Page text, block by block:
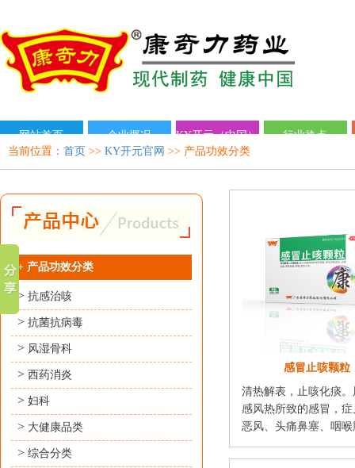
网站首页 企业概况 KY开元（中国）
行业热点
当前位置： 首页 >> KY开元官网 >> 产品功效分类
+ 产品功效分类
> 抗感治咳
> 抗菌抗病毒
> 风湿骨科
> 西药消炎
> 妇科
> 大健康品类
> 综合分类
感冒止咳颗粒
清热解表，止咳化痰
感风热所致的感冒，
恶风、头痛鼻塞、咽喉